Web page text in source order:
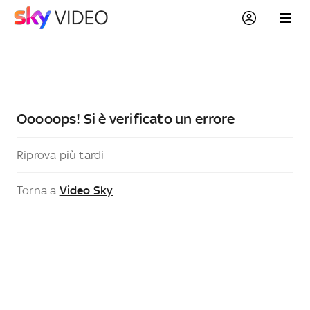
Ooooops! Si è verificato un errore
Riprova più tardi
Torna a Video Sky